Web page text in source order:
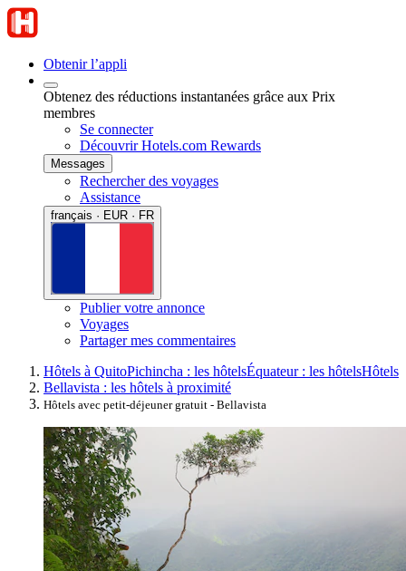
Obtenir l’appli
Obtenez des réductions instantanées grâce aux Prix
membres
Se connecter
Découvrir Hotels.com Rewards
Messages
Rechercher des voyages
Assistance
français · EUR · FR
Publier votre annonce
Voyages
Partager mes commentaires
Hôtels à QuitoPichincha : les hôtelsÉquateur : les hôtelsHôtels
Bellavista : les hôtels à proximité
Hôtels avec petit-déjeuner gratuit - Bellavista